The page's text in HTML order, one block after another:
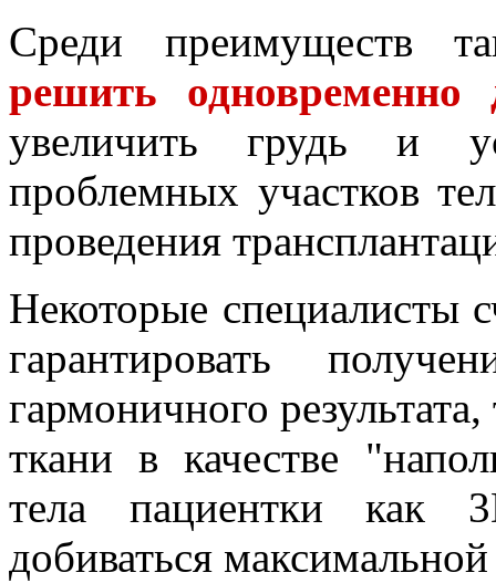
Среди преимуществ
решить одновременно
увеличить грудь и
проблемных участков
проведения
Некоторые специалисты
гарантировать
гармоничного
ткани в качестве
тела пациентки как
добиваться